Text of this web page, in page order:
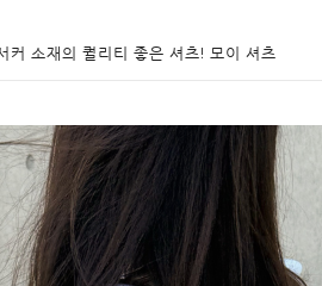
커 소재의 퀄리티 좋은 셔츠! 모이 셔츠